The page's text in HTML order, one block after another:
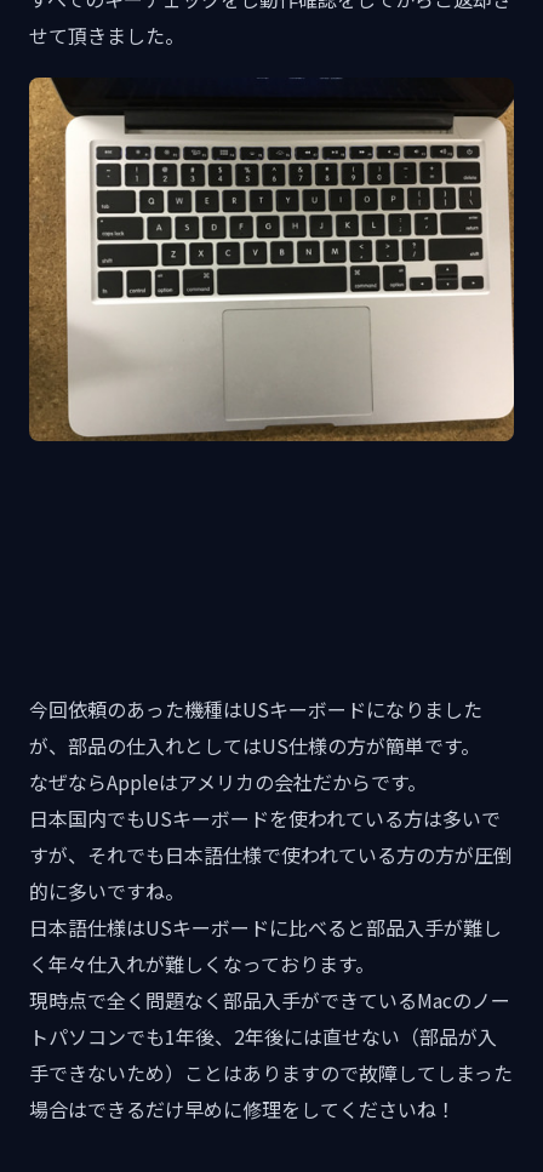
せて頂きました。
今回依頼のあった機種はUSキーボードになりました
が、部品の仕入れとしてはUS仕様の方が簡単です。
なぜならAppleはアメリカの会社だからです。
日本国内でもUSキーボードを使われている方は多いで
すが、それでも日本語仕様で使われている方の方が圧倒
的に多いですね。
日本語仕様はUSキーボードに比べると部品入手が難し
く年々仕入れが難しくなっております。
現時点で全く問題なく部品入手ができているMacのノー
トパソコンでも1年後、2年後には直せない（部品が入
手できないため）ことはありますので故障してしまった
場合はできるだけ早めに修理をしてくださいね！